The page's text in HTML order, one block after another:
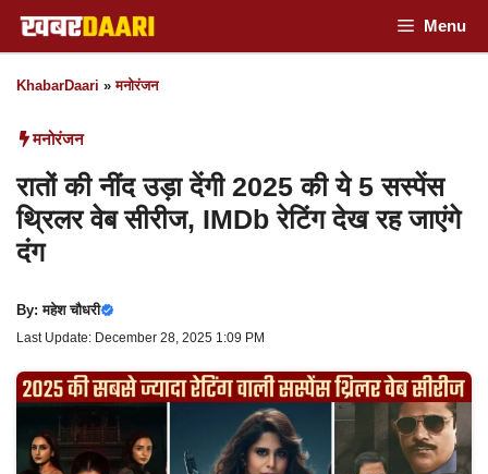
Skip
to
content
Menu
KhabarDaari »मनोरंजन
मनोरंजन
रातों की नींद उड़ा देंगी 2025 की ये 5 सस्पेंस
थ्रिलर वेब सीरीज, IMDb रेटिंग देख रह जाएंगे
दंग
By:महेश चौधरी
Last Update: December 28, 2025 1:09 PM